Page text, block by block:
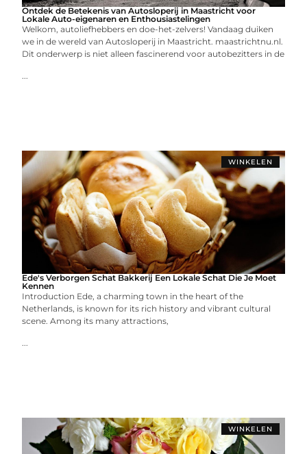
Ontdek de Betekenis van Autosloperij in Maastricht voor
Lokale Auto-eigenaren en Enthousiastelingen
Welkom, autoliefhebbers en doe-het-zelvers! Vandaag duiken
we in de wereld van Autosloperij in Maastricht. maastrichtnu.nl.
Dit onderwerp is niet alleen fascinerend voor autobezitters in de
...
WINKELEN
Ede's Verborgen Schat Bakkerij Een Lokale Schat Die Je Moet
Kennen
Introduction Ede, a charming town in the heart of the
Netherlands, is known for its rich history and vibrant cultural
scene. Among its many attractions,
...
WINKELEN